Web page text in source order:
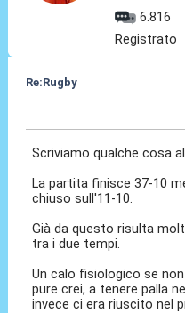
6.816
Registrato
Re:Rugby
Scriviamo qualche cosa
La partita finisce 37-10
chiuso sull'11-10.
Già da questo risulta
tra i due tempi.
Un calo fisiologico se
pure crei, a tenere palla
invece ci era riuscito nel